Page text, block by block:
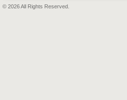
© 2026 All Rights Reserved.